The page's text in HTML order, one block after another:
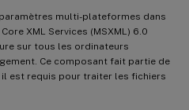
multi-plateformes dans
XML Services (MSXML) 6.0
sur tous les ordinateurs
Ce composant fait partie de
est requis pour traiter les fichiers